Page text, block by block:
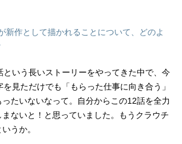
新作として描かれることについて、どのよ
という長いストーリーをやってきた中で、今
見ただけでも「もらった仕事に向き合う」
たいないなって。自分からこの12話を全力
ないと！と思っていました。もうクラウチ
うか。